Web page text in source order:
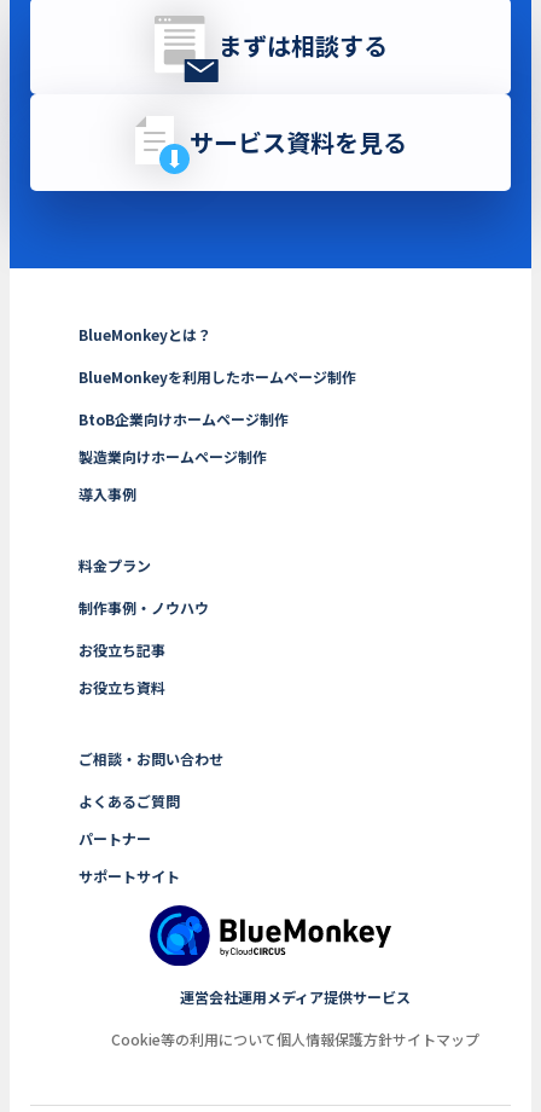
まずは相談する
サービス資料を見る
運営会社運用メディア提供サービス
Cookie等の利用について個人情報保護方針サイトマップ
BlueMonkeyとは？
BlueMonkeyを利用したホームページ制作
BtoB企業向けホームページ制作
製造業向けホームページ制作
導入事例
料金プラン
制作事例・ノウハウ
お役立ち記事
お役立ち資料
ご相談・お問い合わせ
よくあるご質問
パートナー
サポートサイト